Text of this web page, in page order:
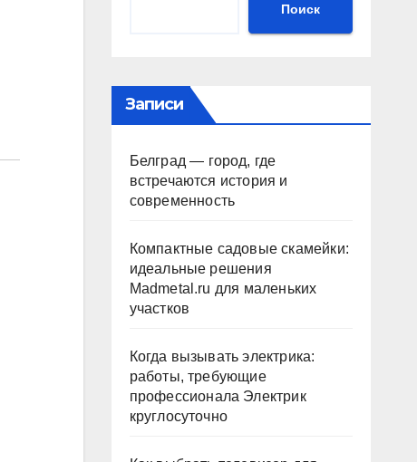
Поиск
Записи
Белград — город, где
встречаются история и
современность
Компактные садовые скамейки:
идеальные решения
Madmetal.ru для маленьких
участков
Когда вызывать электрика:
работы, требующие
профессионала Электрик
круглосуточно